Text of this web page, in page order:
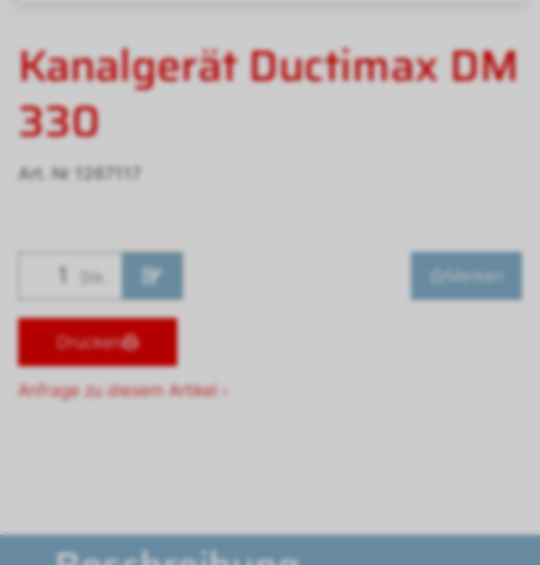
Kanalgerät Ductimax DM
330
Art. Nr 1267117
Stk. Merken
Drucken
Anfrage zu diesem Artikel ›